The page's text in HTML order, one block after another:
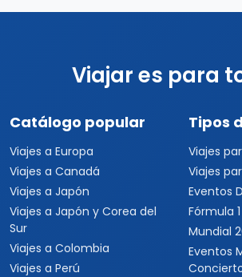
Viajar es para
Catálogo popular
Viajes a Europa
Viajes a Canadá
Viajes a Japón
Viajes a Japón y Corea del
Sur
Viajes a Colombia
Viajes a Perú
Tipos
Viajes
Viajes
Eventos
Fórmula 1
Mundial
Eventos